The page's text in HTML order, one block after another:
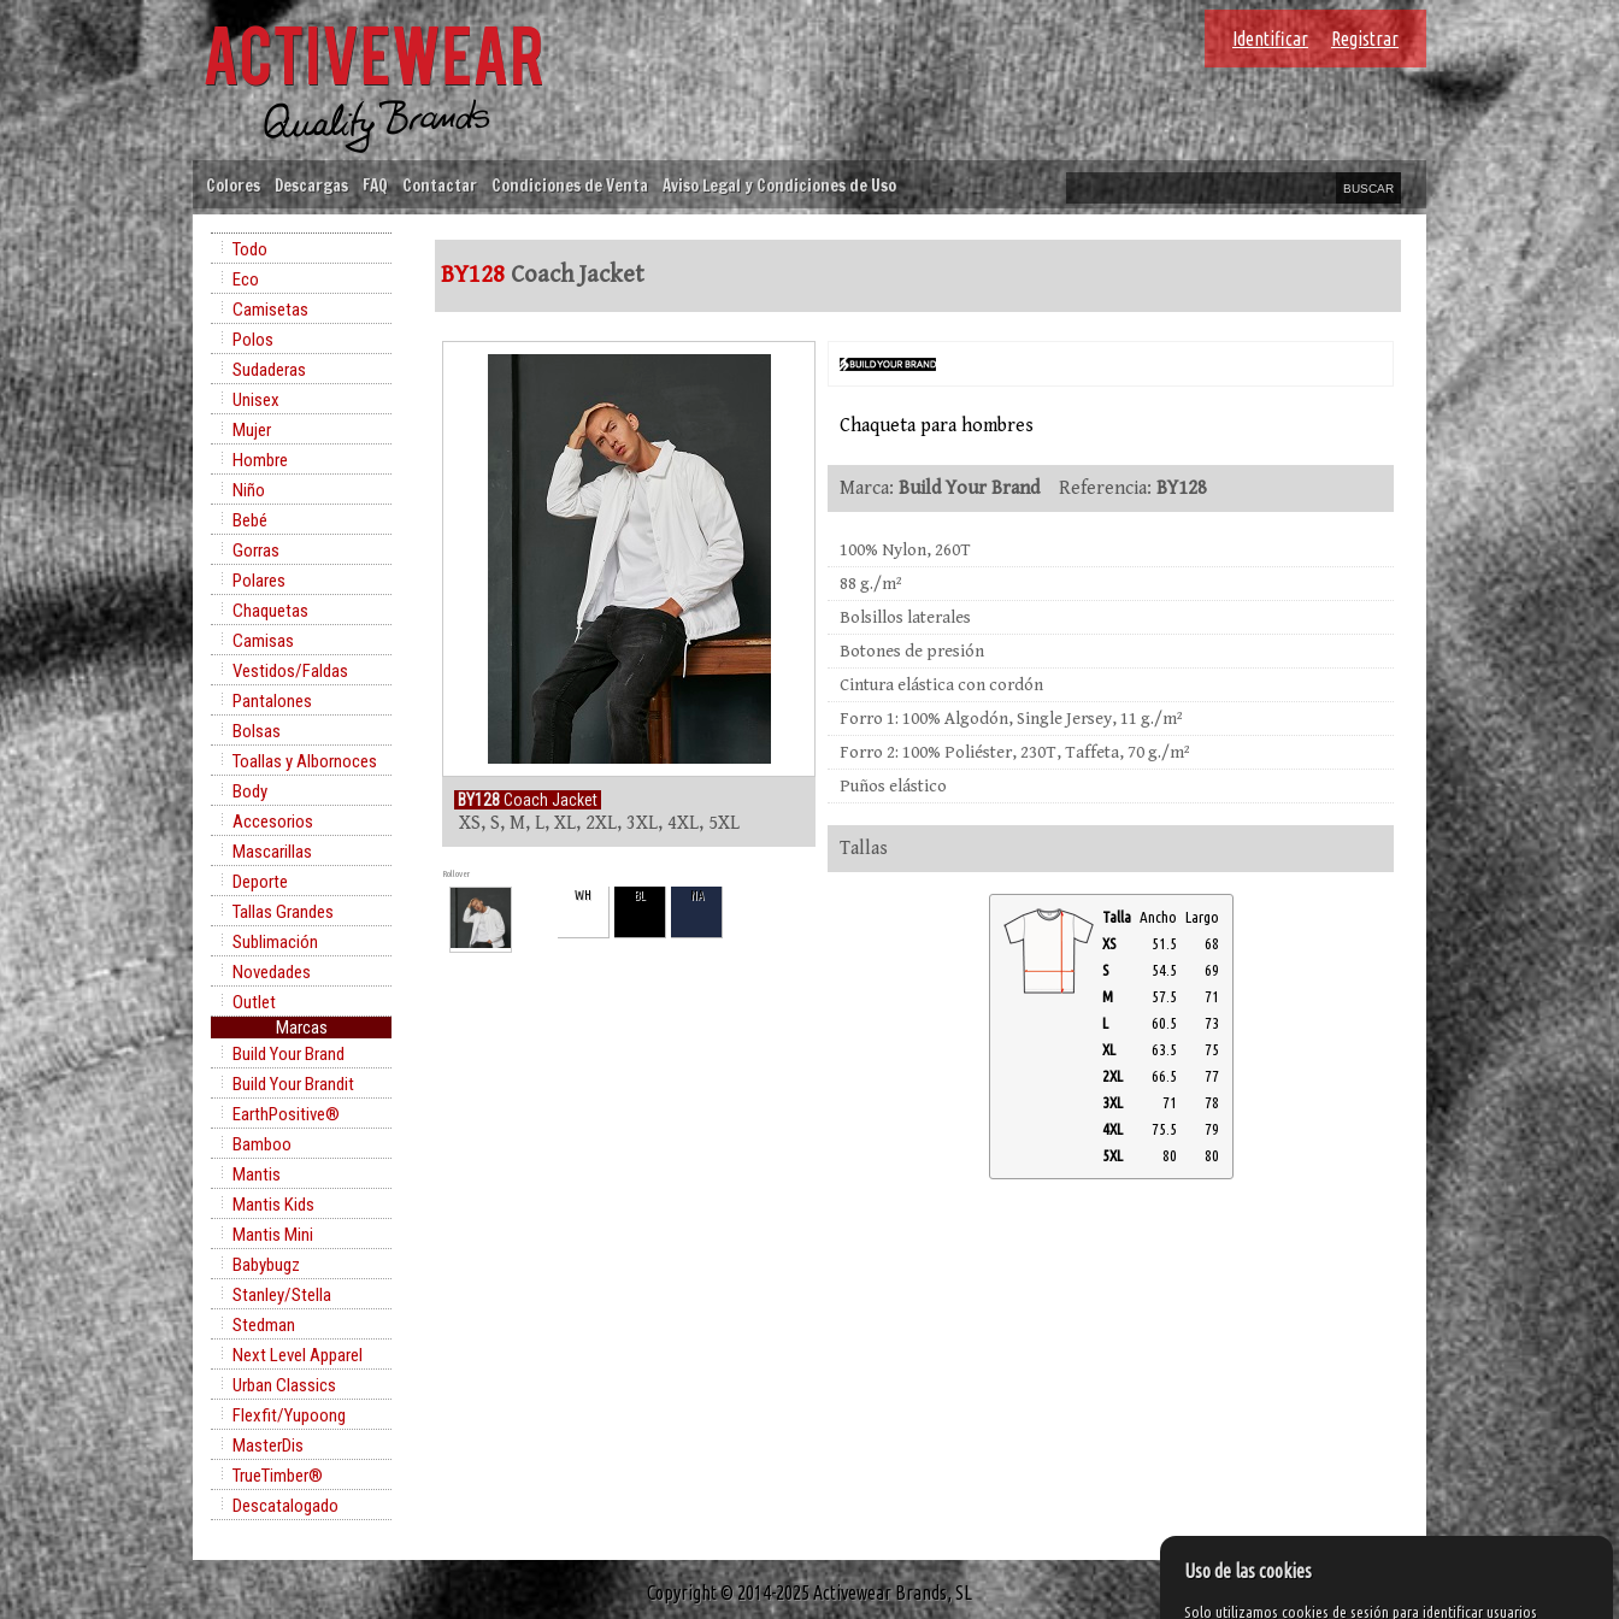
Identificar Registrar
Colores Descargas FAQ Contactar Condiciones de Venta Aviso Legal y Condiciones de Uso
Todo
Eco
Camisetas
Polos
Sudaderas
Unisex
Mujer
Hombre
Niño
Bebé
Gorras
Polares
Chaquetas
Camisas
Vestidos/Faldas
Pantalones
Bolsas
Toallas y Albornoces
Body
Accesorios
Mascarillas
Deporte
Tallas Grandes
Sublimación
Novedades
Outlet
Marcas
Build Your Brand
Build Your Brandit
EarthPositive®
Bamboo
Mantis
Mantis Kids
Mantis Mini
Babybugz
Stanley/Stella
Stedman
Next Level Apparel
Urban Classics
Flexfit/Yupoong
MasterDis
TrueTimber®
Descatalogado
BY128 Coach Jacket
BY128Coach Jacket
XS, S, M, L, XL, 2XL, 3XL, 4XL, 5XL
Rollover
WH BL NA
Chaqueta para hombres
Marca: Build Your BrandReferencia: BY128
100% Nylon, 260T
88 g./m²
Bolsillos laterales
Botones de presión
Cintura elástica con cordón
Forro 1: 100% Algodón, Single Jersey, 11 g./m²
Forro 2: 100% Poliéster, 230T, Taffeta, 70 g./m²
Puños elástico
Tallas
Talla Ancho Largo
XS
51.5
68
S
54.5
69
M
57.5
71
L
60.5
73
XL
63.5
75
2XL
66.5
77
3XL
71
78
4XL
75.5
79
5XL
80 80
Copyright © 2014-2025 Activewear Brands, SL
Uso de las cookies
Solo utilizamos cookies de sesión para identificar usuarios